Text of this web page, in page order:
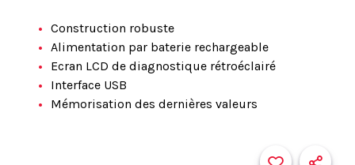
Construction robuste
Alimentation par baterie rechargeable
Ecran LCD de diagnostique rétroéclairé
Interface USB
Mémorisation des dernières valeurs